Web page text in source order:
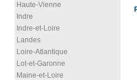
Haute-Vienne
Indre
Indre-et-Loire
Landes
Loire-Atlantique
Lot-et-Garonne
Maine-et-Loire